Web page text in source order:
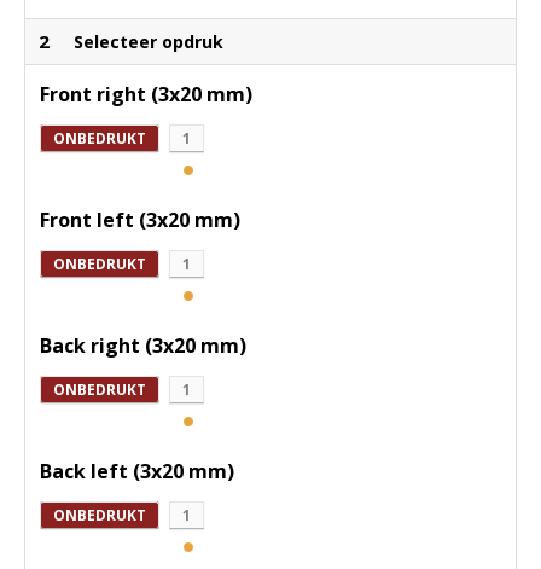
2 Selecteer opdruk
Front right (3x20 mm)
ONBEDRUKT 1
Front left (3x20 mm)
ONBEDRUKT 1
Back right (3x20 mm)
ONBEDRUKT 1
Back left (3x20 mm)
ONBEDRUKT 1